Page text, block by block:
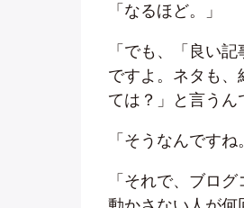
「なるほど。」
「でも、「良い
ですよ。ネタも
ては？」と言う
「そうなんですね
「それで、ブロ